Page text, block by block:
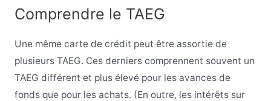
Comprendre le TAEG
Une même carte de crédit peut être assortie de
plusieurs TAEG. Ces derniers comprennent souvent un
TAEG différent et plus élevé pour les avances de
fonds que pour les achats. (En outre, les intérêts sur